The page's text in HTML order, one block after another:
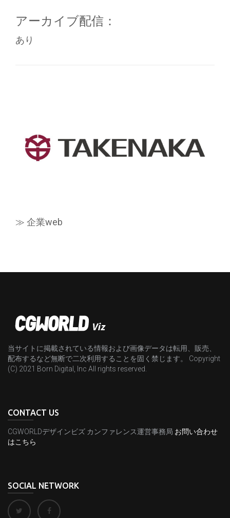
アーカイブ配信：
あり
≫ 企業web
当サイトに掲載されている情報および画像データは転用、販売、
配布するなど無断で二次利用することを固く禁じます。 Copyright
(C) 2021 Born Digital, Inc All rights reserved.
CONTACT US
CGWORLDデザインビズ カンファレンス運営事務局 お問い合わせ
はこちら
SOCIAL NETWORK